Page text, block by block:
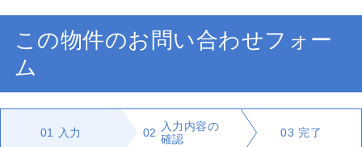
この物件のお問い合わせフォー
ム
01 入力 02
入力内容の
確認
03 完了